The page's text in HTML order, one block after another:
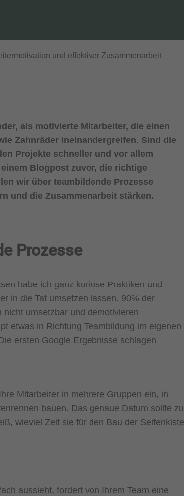
und effektiver Zusammenarbeit
als motivierte Mitarbeiter, die einen
Zahnräder ineinandergreifen. Sind die
Projekte schneller und vor allem
Blogpost zuvor, die richtige
wir über teambildende Prozesse
und die Zusammenarbeit stärken.
Prozesse
habe ich ganz kuriose Praktiken und
in die Tat umsetzen lassen. 90% der
umsetzbar und demotivieren
etwas in Richtung Teambildung im eigenen
ersten Google Ergebnisse schlagen
Mitarbeiter in mehrere Gruppen ein, in
bauen. Das genaue Datum sollte zu
wieviel Zeit sie für den Bau der Seifenkiste
aussieht, fordert von Ihrem Team eine